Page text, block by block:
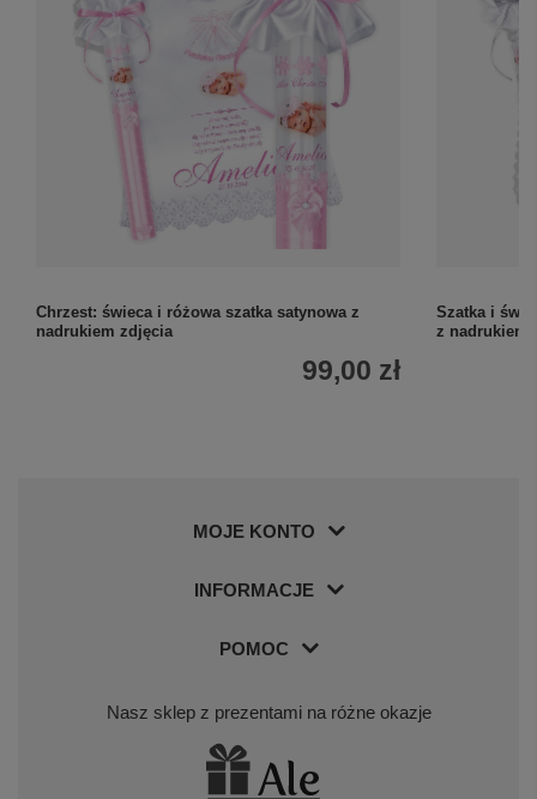
Chrzest: świeca i różowa szatka satynowa z
nadrukiem zdjęcia
99,00 zł
Szatka i
z nadrukiem
MOJE KONTO
INFORMACJE
POMOC
Nasz sklep z prezentami na różne okazje